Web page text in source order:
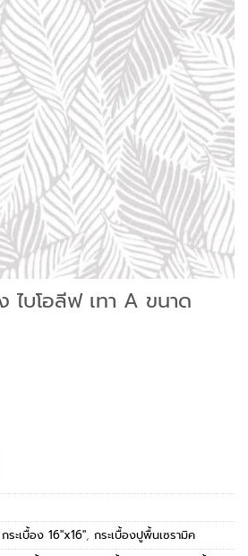
ไบโอลีฟ เทา A ขนาด
กระเบื้อง 16"x16", กระเบื้องปูพื้นเซรามิค